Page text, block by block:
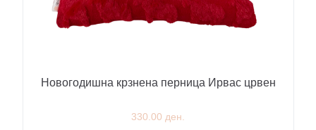
Новогодишна крзнена перница Ирвас црвен
330.00 ден.